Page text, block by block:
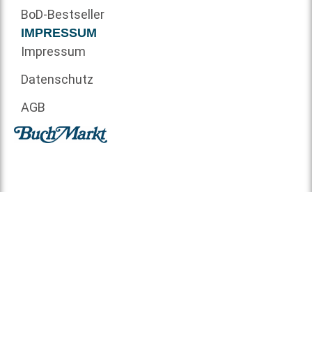
BoD-Bestseller
IMPRESSUM
Impressum
Datenschutz
AGB